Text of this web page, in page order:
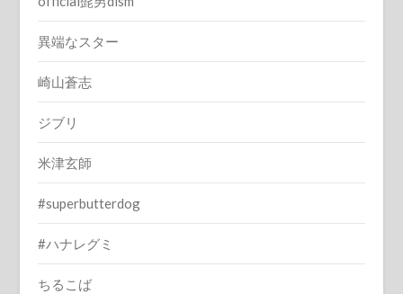
異端なスター
崎山蒼志
ジブリ
米津玄師
#superbutterdog
#ハナレグミ
ちるこば